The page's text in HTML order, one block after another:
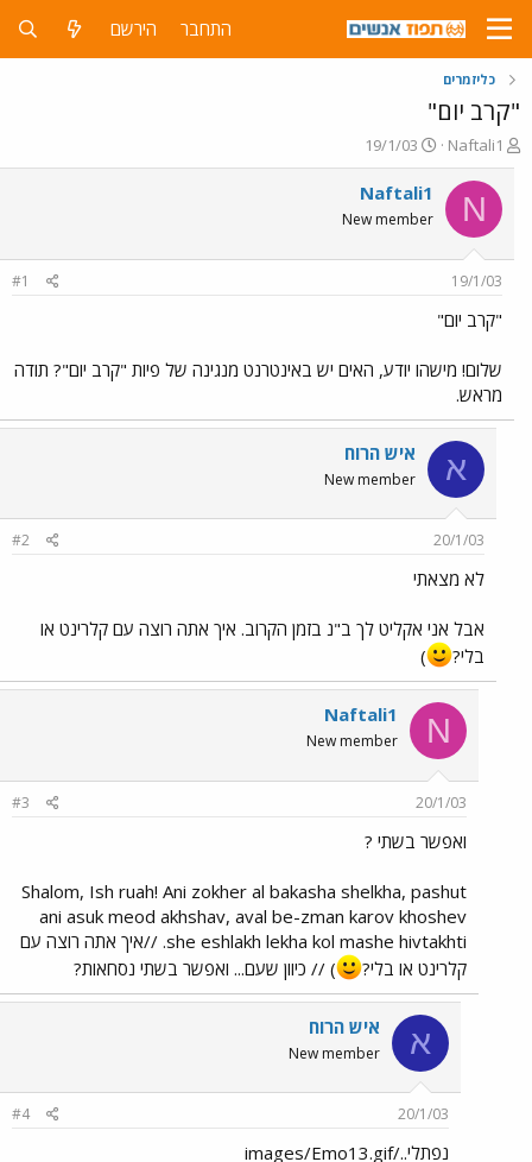
התחבר הירשם
כליזמרים
"קרב יום"
פ
ו
ת
ח
ה
ש
א
Naftali1
פ
ו
ר
ס
ם
19/1/03
N
Naftali1
New member
19/1/03
#1
"קרב יום"
שלום! מישהו יודע, האים יש באינטרנט מנגינה של פיות "קרב יום"? תודה
מראש.
א איש הרוח
New member
20/1/03
#2
לא מצאתי
אבל אני אקליט לך ב"נ בזמן הקרוב. איך אתה רוצה עם קלרינט או
בלי?
)
N
Naftali1
New member
20/1/03
#3
ואפשר בשתי ?
Shalom, Ish ruah! Ani zokher al bakasha shelkha, pashut
ani asuk meod akhshav, aval be-zman karov khoshev
she eshlakh lekha kol mashe hivtakhti. //איך אתה רוצה עם
קלרינט או בלי?
) // כיוון שעם... ואפשר בשתי נסחאות?
א איש הרוח
New member
20/1/03
#4
נפתלי../images/Emo13.gif